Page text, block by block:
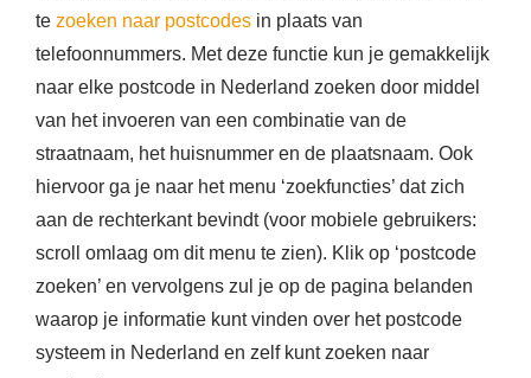
te zoeken naar postcodes in plaats van
telefoonnummers. Met deze functie kun je gemakkelijk
naar elke postcode in Nederland zoeken door middel
van het invoeren van een combinatie van de
straatnaam, het huisnummer en de plaatsnaam. Ook
hiervoor ga je naar het menu ‘zoekfuncties’ dat zich
aan de rechterkant bevindt (voor mobiele gebruikers:
scroll omlaag om dit menu te zien). Klik op ‘postcode
zoeken’ en vervolgens zul je op de pagina belanden
waarop je informatie kunt vinden over het postcode
systeem in Nederland en zelf kunt zoeken naar